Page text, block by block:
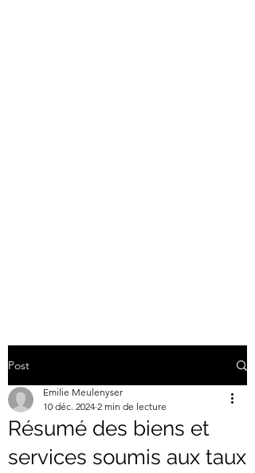
Post
Résumé des biens et
services soumis aux taux
Emilie Meulenyser
10 déc. 2024 2 min de lecture